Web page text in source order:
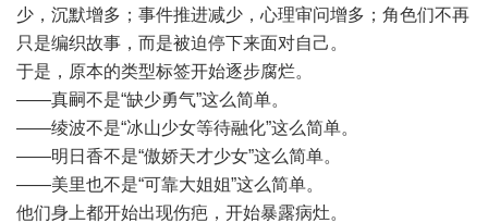
少，沉默增多；事件推进减少，心理审问增多；角色们不再
只是编织故事，而是被迫停下来面对自己。
于是，原本的类型标签开始逐步腐烂。
——真嗣不是“缺少勇气”这么简单。
——绫波不是“冰山少女等待融化”这么简单。
——明日香不是“傲娇天才少女”这么简单。
——美里也不是“可靠大姐姐”这么简单。
他们身上都开始出现伤疤，开始暴露病灶。